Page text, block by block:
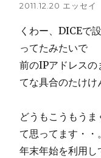
2011.12.20 エッセイ
くわー、DICEで
ってたみたいで
前のIPアドレス
てな具合のたけけ
どうもこうもう
て思ってます・・。
年末年始を利用し